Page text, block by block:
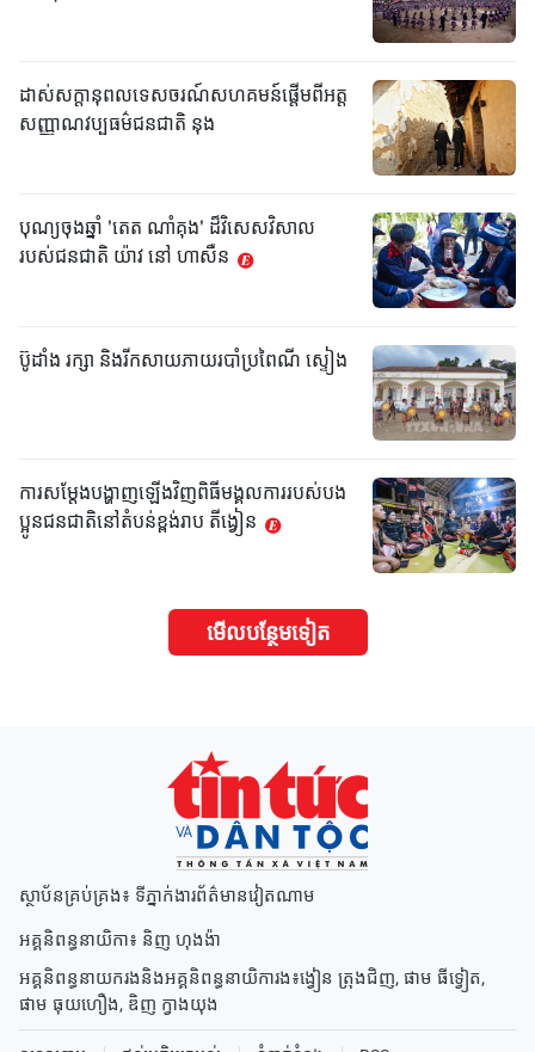
ដាស់សក្តានុពលទេសចរណ៍សហគមន៍ផ្តើមពីអត្ត
សញ្ញាណវប្បធម៌ជនជាតិ នុង
បុណ្យចុងឆ្នាំ 'តេត ណាំគុង' ដ៏វិសេសវិសាល
របស់ជនជាតិ យ៉ាវ នៅ ហាសឺន
ប៊ូដាំង រក្សា និងរីកសាយភាយរបាំប្រពៃណី ស្ទៀង
ការសម្តែងបង្ហាញឡើងវិញពិធីមង្គលការរបស់បង
ប្អូនជនជាតិនៅតំបន់ខ្ពង់រាប តីង្វៀន
មើល​បន្ថែម​ទៀត
ស្ថាប័នគ្រប់គ្រង៖ ទីភ្នាក់ងារព័ត៌មានវៀតណាម
អគ្គនិពន្ធនាយិកា៖ និញ ហុងង៉ា
អគ្គនិពន្ធនាយករងនិងអគ្គនិពន្ធនាយិការង៖ង្វៀន ត្រុងជិញ, ផាម ធីទ្វៀត,
ផាម ធុយហឿង, ឌិញ ក្វាងយុង